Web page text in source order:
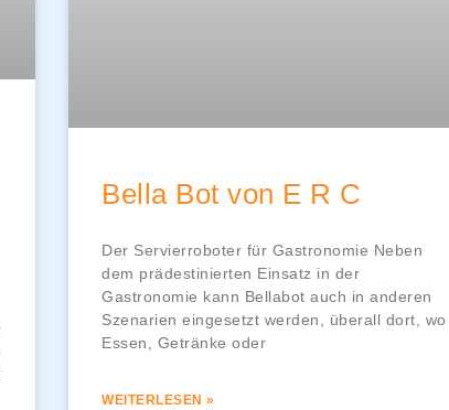
Bella Bot von E R C
Der Servierroboter für Gastronomie Neben
dem prädestinierten Einsatz in der
Gastronomie kann Bellabot auch in anderen
Szenarien eingesetzt werden, überall dort, wo
Essen, Getränke oder
WEITERLESEN »